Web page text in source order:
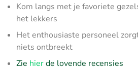
Kom langs met je favoriete
het lekkers
Het enthousiaste personeel
niets ontbreekt
Zie hierde lovende recensies